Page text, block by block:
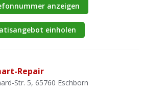
anzeigen
einholen
Repair
Str. 5, 65760 Eschborn